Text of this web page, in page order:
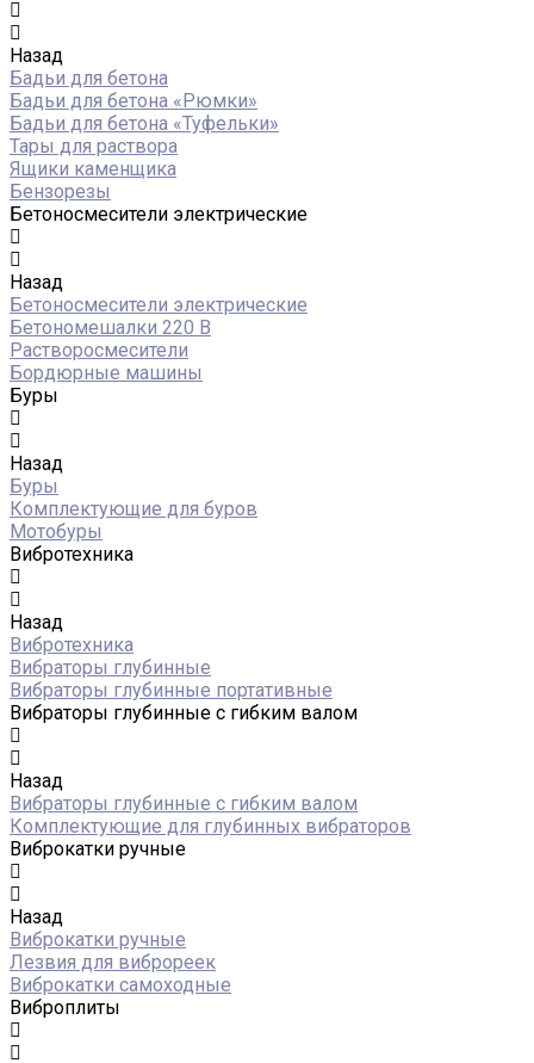
Назад
Бадьи для бетона
Бадьи для бетона «Рюмки»
Бадьи для бетона «Туфельки»
Тары для раствора
Ящики каменщика
Бензорезы
Бетоносмесители электрические
Назад
Бетоносмесители электрические
Бетономешалки 220 В
Растворосмесители
Бордюрные машины
Буры
Назад
Буры
Комплектующие для буров
Мотобуры
Вибротехника
Назад
Вибротехника
Вибраторы глубинные
Вибраторы глубинные портативные
Вибраторы глубинные с гибким валом
Назад
Вибраторы глубинные с гибким валом
Комплектующие для глубинных вибраторов
Виброкатки ручные
Назад
Виброкатки ручные
Лезвия для виброреек
Виброкатки самоходные
Виброплиты